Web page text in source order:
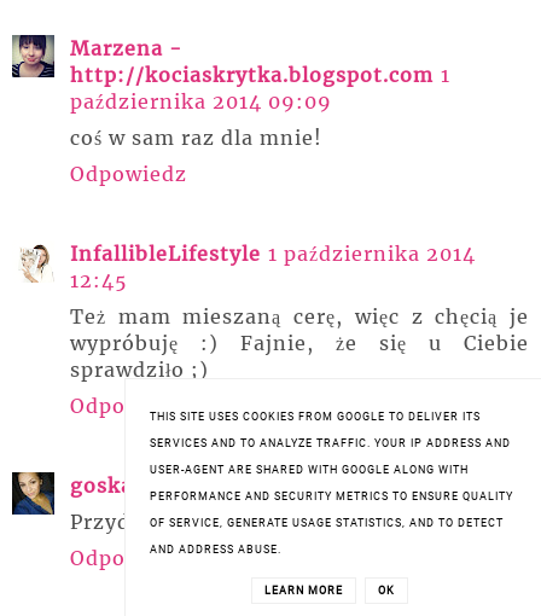
Marzena -
http://kociaskrytka.blogspot.com 1
października 2014 09:09
coś w sam raz dla mnie!
Odpowiedz
InfallibleLifestyle 1 października 2014
12:45
Też mam mieszaną cerę, więc z chęcią je
wypróbuję :) Fajnie, że się u Ciebie
sprawdziło ;)
Odpowiedz
goskaaa
Przydałoby mi się coś takiego :)
Odpowiedz
THIS SITE USES COOKIES FROM GOOGLE TO DELIVER ITS
SERVICES AND TO ANALYZE TRAFFIC. YOUR IP ADDRESS AND
USER-AGENT ARE SHARED WITH GOOGLE ALONG WITH
PERFORMANCE AND SECURITY METRICS TO ENSURE QUALITY
OF SERVICE, GENERATE USAGE STATISTICS, AND TO DETECT
AND ADDRESS ABUSE.
LEARN MORE OK